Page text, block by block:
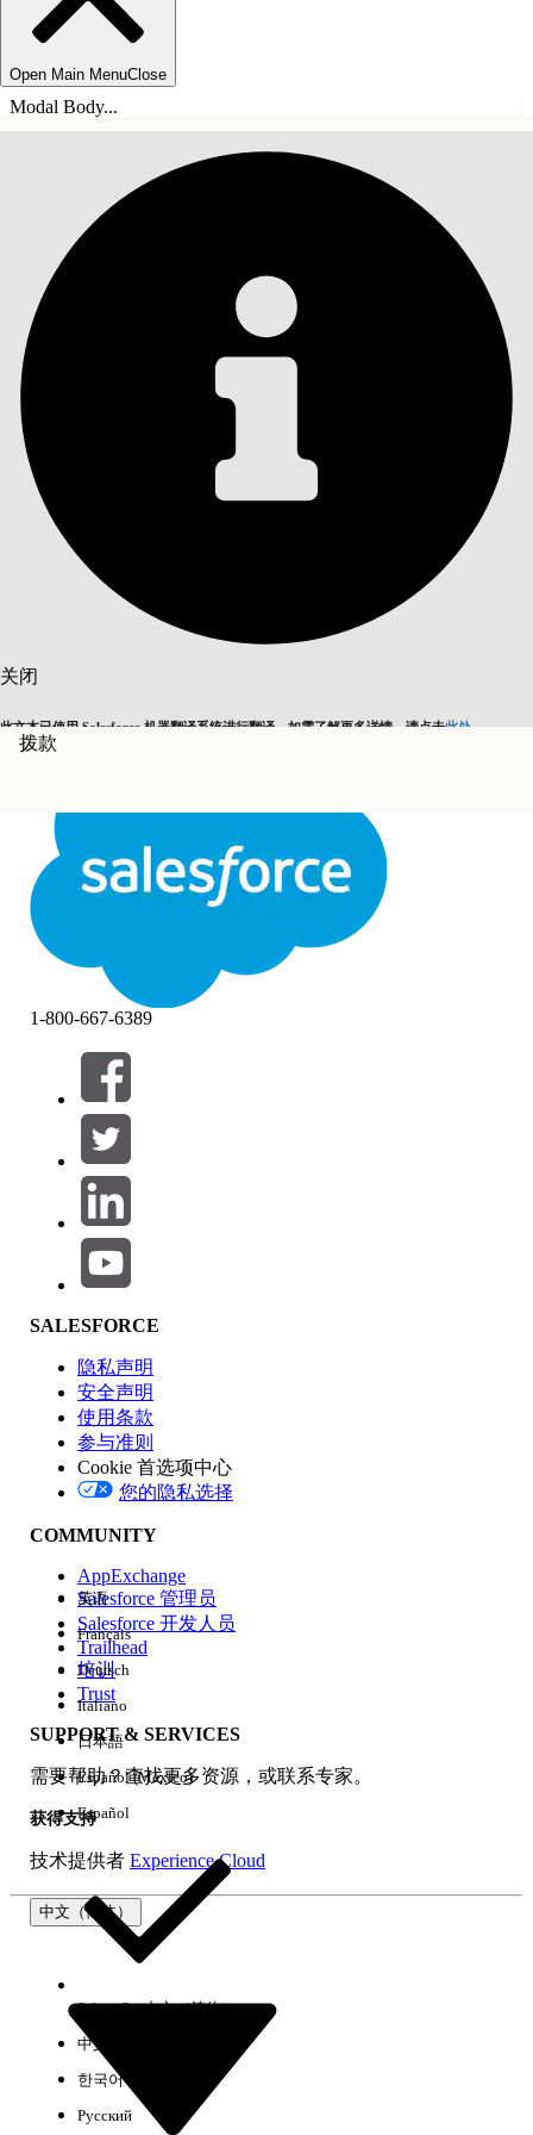
Open Main MenuClose
Modal Body...
关闭
此文本已使用 Salesforce 机器翻译系统进行翻译。如需了解更多详情，请点击此处
切换为英语
关闭关闭
拨款
目录
筛选器 (0)
选择筛选器
产品区域
功能影响
版本
体验
1-800-667-6389
SALESFORCE
隐私声明
安全声明
使用条款
参与准则
Cookie 首选项中心
您的隐私选择
COMMUNITY
AppExchange
Salesforce 管理员
Salesforce 开发人员
Trailhead
培训
Trust
SUPPORT & SERVICES
需要帮助？查找更多资源，或联系专家。
获得支持
技术提供者 Experience Cloud
中文（简体）
英语
Français
Deutsch
Italiano
日本語
Español (México)
Español
Select Org中文（简体）
中文（繁体）
한국어
Русский